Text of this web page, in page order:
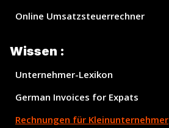
Online Umsatzsteuerrechner
Wissen :
Unternehmer-Lexikon
German Invoices for Expats
Rechnungen für Kleinunternehmer